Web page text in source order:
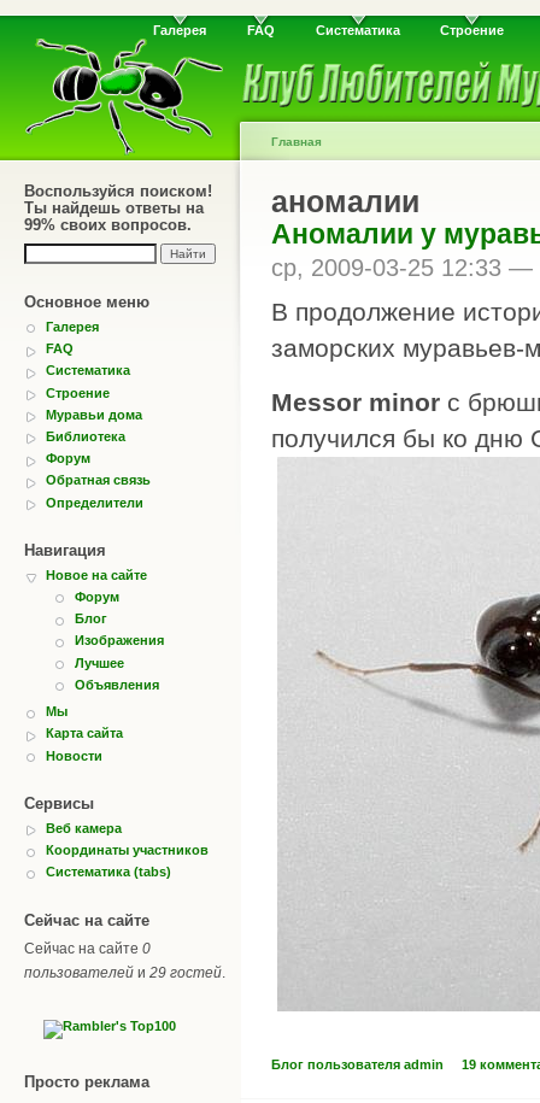
Галерея FAQ Систематика Строение
Воспользуйся поиском!
Ты найдешь ответы на
99% своих вопросов.
Основное меню
Галерея
FAQ
Систематика
Строение
Муравьи дома
Библиотека
Форум
Обратная связь
Определители
Навигация
Новое на сайте
Форум
Блог
Изображения
Лучшее
Объявления
Мы
Карта сайта
Новости
Сервисы
Веб камера
Координаты участников
Систематика (tabs)
Сейчас на сайте
Сейчас на сайте 0
пользователей и 29 гостей
Просто реклама
Главная
аномалии
Аномалии у
ср, 2009-03-25 12:33 —
В продолжение
заморских муравьев-
Messor minor с
получился бы ко дню
Блог пользователя admin 19